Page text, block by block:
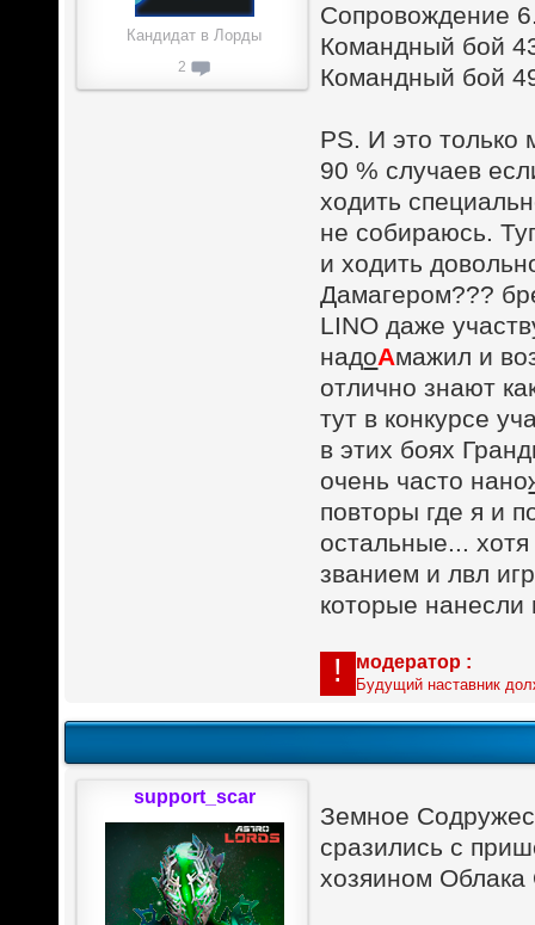
Сопровождение
Командный бой
Командный бой
PS. И это только
90 % случаев
ходить
не собираюсь.
и ходить
Дамагером???
LINO даже
надоАмажил и
отлично знают
тут в конкурсе
в этих боях
очень часто нано
повторы где я и
остальные...
званием и лвл
которые
! модератор :
Будущий наставник
Кандидат в Лорды
2
Земное
сразились с
хозяином
support_scar